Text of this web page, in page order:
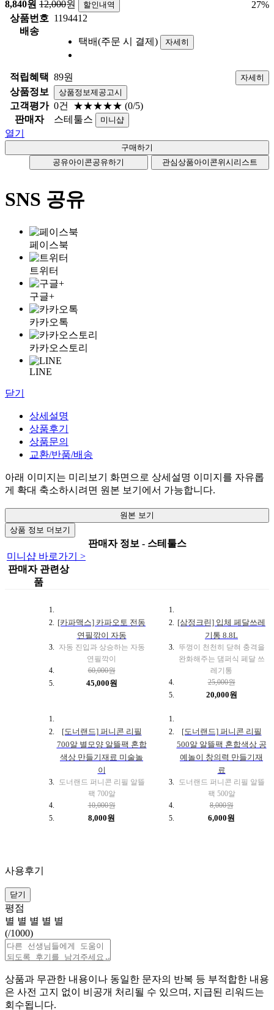
8,840원 12,000원 할인내역 27%
상품번호 1194412
배송
택배(주문 시 결제)
자세히
적립혜택 89원 자세히
상품정보 상품정보제공고시
고객평가 0건 ★★★★★ (0/5)
판매자
스테툴스 미니샵
열기
공유아이콘공유하기 관심상품아이콘위시리스트
SNS 공유
페이스북
트위터
구글+
카카오톡
카카오스토리
LINE
닫기
상세설명
상품후기
상품문의
교환/반품/배송
아래 이미지는 미리보기 화면으로 상세설명 이미지를 자유롭
게 확대 축소하시려면 원본 보기에서 가능합니다.
원본 보기
상품 정보 더보기
판매자 정보 - 스테툴스
미니샵 바로가기 >
판매자 관련상
품
[카파맥스] 카파오토 전동
연필깎이 자동
자동 진입과 상승하는 자동
연필깍이
60,000원
45,000원
[삼정크린] 입체 페달쓰레
기통 8.8L
뚜껑이 천천히 닫혀 충격을
완화해주는 댐퍼식 페달 쓰
레기통
25,000원
20,000원
[도너랜드] 퍼니콘 리필
700알 별모양 알뜰팩 혼합
색상 만들기재료 미술놀
이
도너랜드 퍼니콘 리필 알뜰
팩 700알
10,000원
8,000원
[도너랜드] 퍼니콘 리필
500알 알뜰팩 혼합색상 공
예놀이 창의력 만들기재
료
도너랜드 퍼니콘 리필 알뜰
팩 500알
8,000원
6,000원
사용후기
닫기
평점
별 별 별 별 별
(/1000)
상품과 무관한 내용이나 동일한 문자의 반복 등 부적합한 내용
은 사전 고지 없이 비공개 처리될 수 있으며, 지급된 리워드는
회수됩니다.